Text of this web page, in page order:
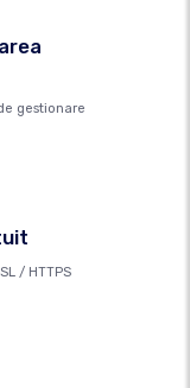
gestionare
/ HTTPS